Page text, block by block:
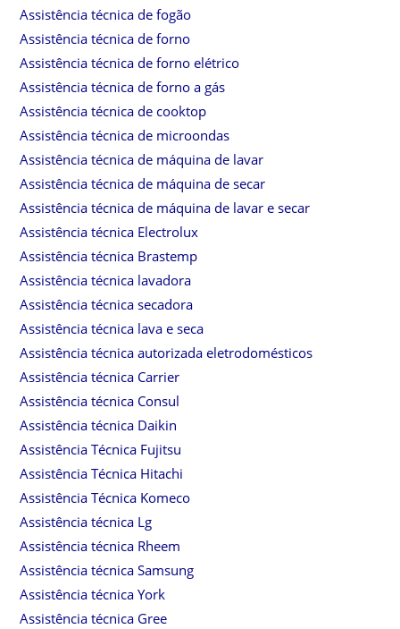
Assistência técnica de fogão
Assistência técnica de forno
Assistência técnica de forno elétrico
Assistência técnica de forno a gás
Assistência técnica de cooktop
Assistência técnica de microondas
Assistência técnica de máquina de lavar
Assistência técnica de máquina de secar
Assistência técnica de máquina de lavar e secar
Assistência técnica Electrolux
Assistência técnica Brastemp
Assistência técnica lavadora
Assistência técnica secadora
Assistência técnica lava e seca
Assistência técnica autorizada eletrodomésticos
Assistência técnica Carrier
Assistência técnica Consul
Assistência técnica Daikin
Assistência Técnica Fujitsu
Assistência Técnica Hitachi
Assistência Técnica Komeco
Assistência técnica Lg
Assistência técnica Rheem
Assistência técnica Samsung
Assistência técnica York
Assistência técnica Gree